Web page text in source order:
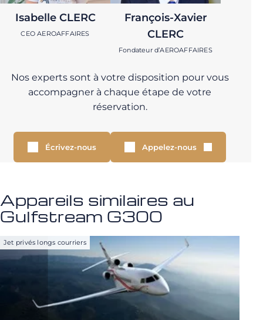
Isabelle CLERC
CEO AEROAFFAIRES
François-Xavier
CLERC
Fondateur d’AEROAFFAIRES
Nos experts sont à votre disposition pour vous
accompagner à chaque étape de votre
réservation.
Écrivez-nous Appelez-nous
Appareils similaires au
Gulfstream G300
Jet privés longs courriers